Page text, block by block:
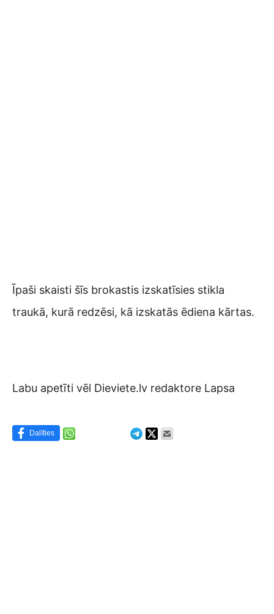
Īpaši skaisti šīs brokastis izskatīsies stikla
traukā, kurā redzēsi, kā izskatās ēdiena kārtas.
Labu apetīti vēl Dieviete.lv redaktore Lapsa
Dalīties